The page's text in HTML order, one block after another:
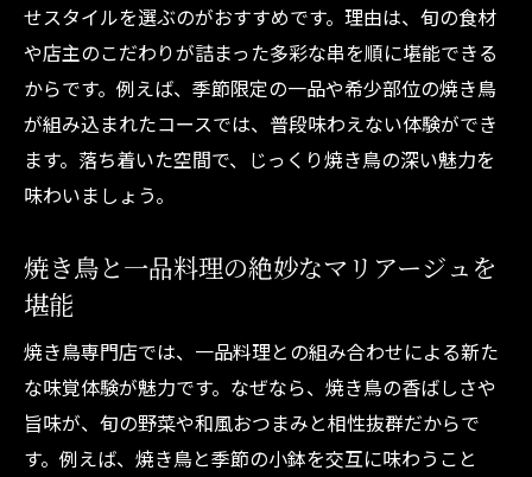
せスタイルを選ぶのがおすすめです。理由は、旬の食材
や店主のこだわりが詰まった多彩な串を順に堪能できる
からです。例えば、季節限定の一品や希少部位の焼き鳥
が組み込まれたコースでは、普段味わえない体験ができ
ます。落ち着いた空間で、じっくり焼き鳥の深い魅力を
味わいましょう。
焼き鳥と一品料理の絶妙なマリアージュを
堪能
焼き鳥専門店では、一品料理との組み合わせによる新た
な味覚体験が魅力です。なぜなら、焼き鳥の香ばしさや
旨味が、旬の野菜や和風おつまみと相性抜群だからで
す。例えば、焼き鳥と季節の小鉢を交互に味わうこと